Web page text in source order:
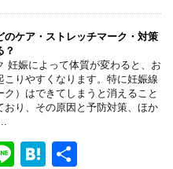
e
e
n
a
のケア・ストレッチマーク・対策
？
妊娠によって体質が変わると、お
こりやすくなります。特に妊娠線
ク）はできてしまうと消えること
おり、その原因と予防対策、ほか
Li
H